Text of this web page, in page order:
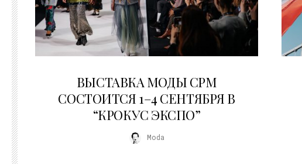
ВЫСТАВКА МОДЫ CPM
СОСТОИТСЯ 1–4 СЕНТЯБРЯ В
“КРОКУС ЭКСПО”
Moda